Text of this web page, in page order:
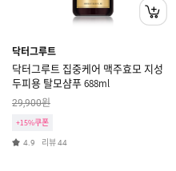
닥터그루트
닥터그루트 집중케어 맥주효모 지성
두피용 탈모샴푸 688ml
29,900원
+15%쿠폰
4.9 리뷰44